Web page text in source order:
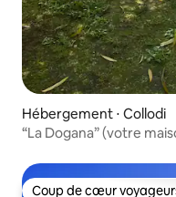
Hébergement ⋅ Collodi
“La Dogana” (votre
Coup de cœur